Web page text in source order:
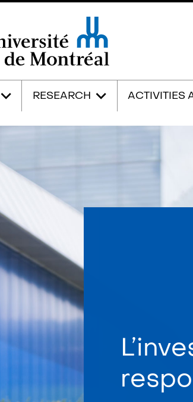
RESEARCH ACTIVITIES